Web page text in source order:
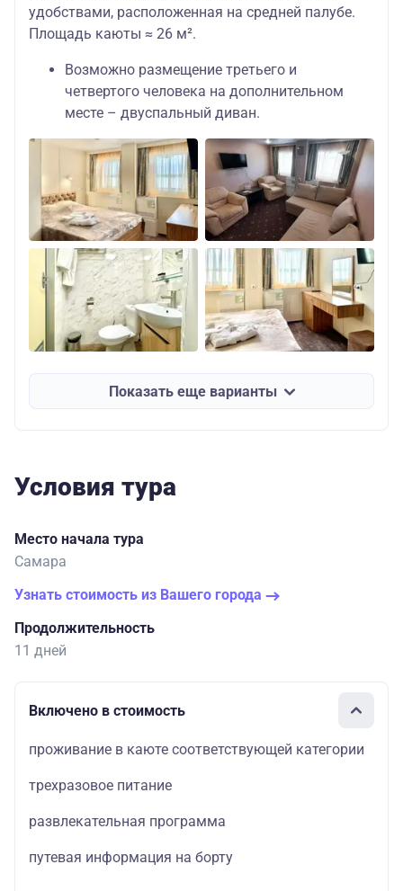
удобствами, расположенная на средней палубе.
Площадь каюты ≈ 26 м².
Возможно размещение третьего и
четвертого человека на дополнительном
месте – двуспальный диван.
Показать еще варианты
Условия тура
Место начала тура
Самара
Узнать стоимость из Вашего города
Продолжительность
11 дней
Включено в стоимость
проживание в каюте соответствующей категории
трехразовое питание
развлекательная программа
путевая информация на борту